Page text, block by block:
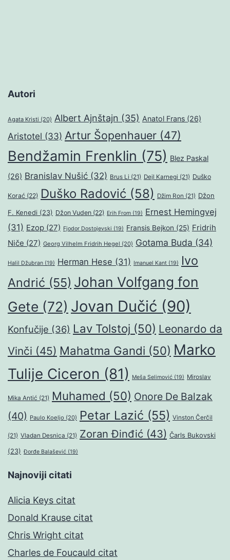
Autori
Agata Kristi (20) Albert Ajnštajn (35) Anatol Frans (26)
Aristotel (33) Artur Šopenhauer (47)
Bendžamin Frenklin (75) Blez Paskal
(26) Branislav Nušić (32) Brus Li (21) Dejl Karnegi (21) Duško
Korać (22) Duško Radović (58) Džim Ron (21) Džon
F. Kenedi (23) Džon Vuden (22) Erih From (19) Ernest Hemingvej
(31) Ezop (27) Fjodor Dostojevski (19) Fransis Bejkon (25) Fridrih
Niče (27) Georg Vilhelm Fridrih Hegel (20) Gotama Buda (34)
Halil Džubran (19) Herman Hese (31) Imanuel Kant (19)
Ivo
Andrić (55) Johan Volfgang fon
Gete (72) Jovan Dučić (90)
Konfučije (36) Lav Tolstoj (50) Leonardo da
Vinči (45) Mahatma Gandi (50) Marko
Tulije Ciceron (81) Meša Selimović (19) Miroslav
Mika Antić (21) Muhamed (50) Onore De Balzak
(40) Paulo Koeljo (20) Petar Lazić (55) Vinston Čerčil
(21) Vladan Desnica (21) Zoran Đinđić (43) Čarls Bukovski
(23) Đorđe Balašević (19)
Najnoviji citati
Alicia Keys citat
Donald Krause citat
Chris Wright citat
Charles de Foucauld citat